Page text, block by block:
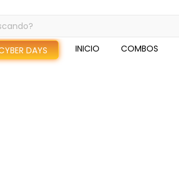
DAYS INICIO COMBOS